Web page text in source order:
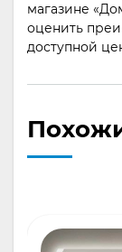
магазине
оценить
доступной